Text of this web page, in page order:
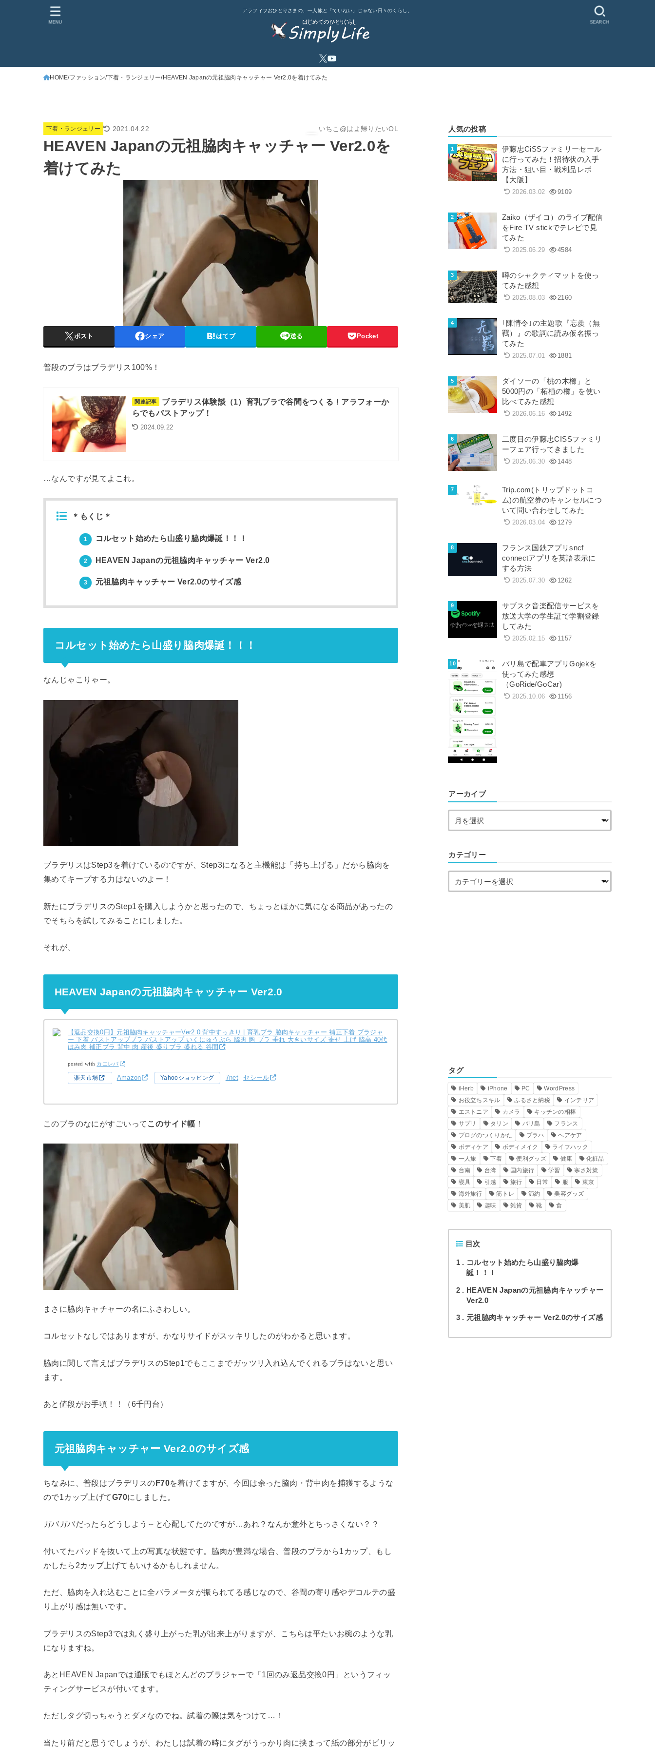
アラフィフおひとりさまの、一人旅と「ていねい」じゃない日々のくらし。
SEARCH
MENU
HOME ファッション 下着・ランジェリー HEAVEN Japanの元祖脇肉キャッチャー Ver2.0を着けてみた
下着・ランジェリー 2021.04.22 いちこ@はよ帰りたいOL
HEAVEN Japanの元祖脇肉キャッチャー Ver2.0を
着けてみた
ポスト シェア はてブ 送る Pocket
普段のブラはブラデリス100%！
関連記事
ブラデリス体験談（1）育乳ブラで谷間をつくる！アラフォーか
らでもバストアップ！
2024.09.22
…なんですが見てよこれ。
＊もくじ＊
1 コルセット始めたら山盛り脇肉爆誕！！！
2 HEAVEN Japanの元祖脇肉キャッチャー Ver2.0
3 元祖脇肉キャッチャー Ver2.0のサイズ感
コルセット始めたら山盛り脇肉爆誕！！！
なんじゃこりゃー。
ブラデリスはStep3を着けているのですが、Step3になると主機能は「持ち上げる」だから脇肉を
集めてキープする力はないのよー！
新たにブラデリスのStep1を購入しようかと思ったので、ちょっとほかに気になる商品があったの
でそちらを試してみることにしました。
それが、
HEAVEN Japanの元祖脇肉キャッチャー Ver2.0
【返品交換0円】元祖脇肉キャッチャーVer2.0 背中すっきり | 育乳ブラ 脇肉キャッチャー 補正下着 ブラジャ
ー 下着 バストアップブラ バストアップ いくにゅうぶら 脇肉 胸 ブラ 垂れ 大きいサイズ 寄せ 上げ 脇高 40代
はみ肉 補正ブラ 背中 肉 産後 盛りブラ 盛れる 谷間
posted with カエレバ
楽天市場 Amazon Yahooショッピング 7net セシール
このブラのなにがすごいって このサイド幅 ！
まさに脇肉キャチャーの名にふさわしい。
コルセットなしではありますが、かなりサイドがスッキリしたのがわかると思います。
脇肉に関して言えばブラデリスのStep1でもここまでガッツリ入れ込んでくれるブラはないと思い
ます。
あと値段がお手頃！！（6千円台）
元祖脇肉キャッチャー Ver2.0のサイズ感
ちなみに、普段はブラデリスのF70を着けてますが、今回は余った脇肉・背中肉を捕獲するような
ので1カップ上げてG70にしました。
ガバガバだったらどうしよう～と心配してたのですが…あれ？なんか意外とちっさくない？？
付いてたパッドを抜いて上の写真な状態です。脇肉が豊満な場合、普段のブラから1カップ、もし
かしたら2カップ上げてもいけるかもしれません。
ただ、脇肉を入れ込むことに全パラメータが振られてる感じなので、谷間の寄り感やデコルテの盛
り上がり感は無いです。
ブラデリスのStep3では丸く盛り上がった乳が出来上がりますが、こちらは平たいお椀のような乳
になりますね。
あとHEAVEN Japanでは通販でもほとんどのブラジャーで「1回のみ返品交換0円」というフィッ
ティングサービスが付いてます。
ただしタグ切っちゃうとダメなのでね。試着の際は気をつけて…！
当たり前だと思うでしょうが、わたしは試着の時にタグがうっかり肉に挟まって紙の部分がビリッ
人気の投稿
伊藤忠CiSSファミリーセール
に行ってみた！招待状の入手
方法・狙い目・戦利品レポ
【大阪】
2026.03.02 9109
Zaiko（ザイコ）のライブ配信
をFire TV stickでテレビで見
てみた
2025.06.29 4584
噂のシャクティマットを使っ
てみた感想
2025.08.03 2160
｢陳情令｣の主題歌『忘羨（無
羈）』の歌詞に読み仮名振っ
てみた
2025.07.01 1881
ダイソーの「桃の木櫛」と
5000円の「柘植の櫛」を使い
比べてみた感想
2026.06.16 1492
二度目の伊藤忠CISSファミリ
ーフェア行ってきました
2025.06.30 1448
Trip.com(トリップドットコ
ム)の航空券のキャンセルにつ
いて問い合わせしてみた
2026.03.04 1279
フランス国鉄アプリsncf
connectアプリを英語表示に
する方法
2025.07.30 1262
サブスク音楽配信サービスを
放送大学の学生証で学割登録
してみた
2025.02.15 1157
バリ島で配車アプリGojekを
使ってみた感想
（GoRide/GoCar)
2025.10.06 1156
アーカイブ
カテゴリー
タグ
iHerb iPhone PC
WordPress
お役立ちスキル
ふるさと納税
インテリア
エストニア
カメラ
キッチンの相棒
サプリ
タリン バリ島
フランス
ブログのつくりかた
プラハ
ヘアケア
ボディケア
ボディメイク
ライフハック
一人旅
下着 便利グッズ 健康
化粧品
台南
台湾 国内旅行 学習
寒さ対策
寝具
引越 旅行 日常 服
東京
海外旅行
筋トレ 節約
美容グッズ
美肌
趣味 雑貨 靴 食
目次
1
コルセット始めたら山盛り脇肉爆
誕！！！
2
HEAVEN Japanの元祖脇肉キャッチャー
Ver2.0
3 元祖脇肉キャッチャー Ver2.0のサイズ感